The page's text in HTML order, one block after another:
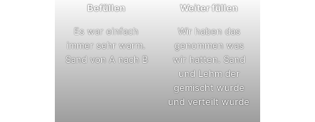
Befüllen
Es war einfach
immer sehr warm.
Sand von A nach B
Weiter füllen
Wir haben das
genommen was
wir hatten. Sand
und Lehm der
gemischt wurde
und verteilt wurde